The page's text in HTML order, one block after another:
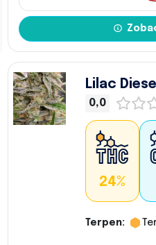
Lilac Diesel
0,0
24%
Terpen: